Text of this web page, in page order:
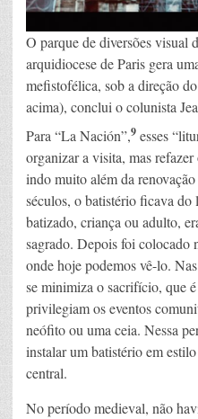
O parque de diversões visual
arquidiocese de Paris gera
mefistofélica, sob a direção
acima), conclui o colunista
Para “La Nación”,9 esses
organizar a visita, mas
indo muito além da
séculos, o batistério ficava do
batizado, criança ou adulto,
sagrado. Depois foi colocado
onde hoje podemos vê-lo.
se minimiza o sacrifício, que
privilegiam os eventos
neófito ou uma ceia. Nessa
instalar um batistério em
central.
No período medieval, não